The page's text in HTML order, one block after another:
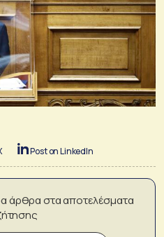
Post on LinkedIn
άρθρα στα αποτελέσματα